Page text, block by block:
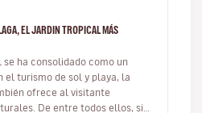
EL JARDIN TROPICAL MÁS
se ha consolidado como un
el turismo de sol y playa, la
ofrece al visitante
ellos, sin